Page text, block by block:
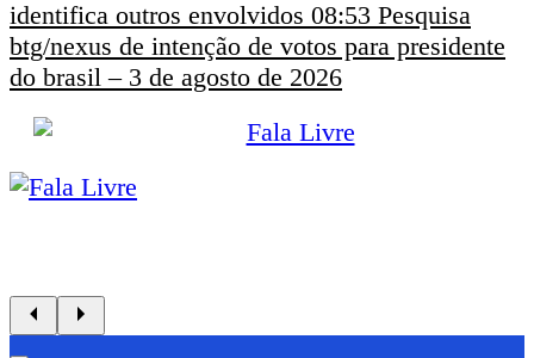
identifica outros envolvidos 08:53 Pesquisa
btg/nexus de intenção de votos para presidente
do brasil – 3 de agosto de 2026